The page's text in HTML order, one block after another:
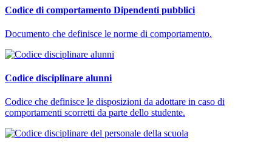
Codice di comportamento Dipendenti pubblici
Documento che definisce le norme di comportamento.
Codice disciplinare alunni
Codice che definisce le disposizioni da adottare in caso di
comportamenti scorretti da parte dello studente.